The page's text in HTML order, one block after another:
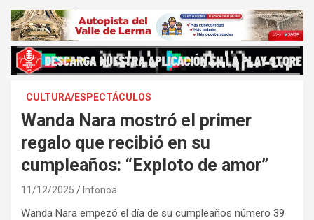
CULTURA/ESPECTÁCULOS
Wanda Nara mostró el primer
regalo que recibió en su
cumpleaños: “Exploto de amor”
11/12/2025 Infonoa
Wanda Nara empezó el día de su cumpleaños número 39